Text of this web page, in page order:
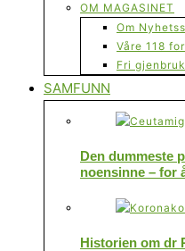
OM MAGASINET
Om
Våre 118
Fri gjenbruk
SAMFUNN
Den dummeste
noensinne – for
Historien om dr